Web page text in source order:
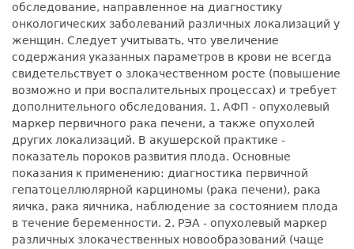
обследование, направленное на диагностику
онкологических заболеваний различных локализаций у
женщин. Следует учитывать, что увеличение
содержания указанных параметров в крови не всегда
свидетельствует о злокачественном росте (повышение
возможно и при воспалительных процессах) и требует
дополнительного обследования. 1. АФП - опухолевый
маркер первичного рака печени, а также опухолей
других локализаций. В акушерской практике -
показатель пороков развития плода. Основные
показания к применению: диагностика первичной
гепатоцеллюлярной карциномы (рака печени), рака
яичка, рака яичника, наблюдение за состоянием плода
в течение беременности. 2. РЭА - опухолевый маркер
различных злокачественных новообразований (чаще